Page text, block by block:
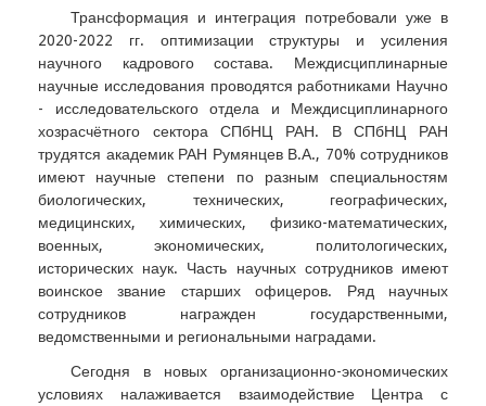
Трансформация и интеграция потребовали уже в
2020-2022 гг. оптимизации структуры и усиления
научного кадрового состава. Междисциплинарные
научные исследования проводятся работниками Научно
- исследовательского отдела и Междисциплинарного
хозрасчётного сектора СПбНЦ РАН. В СПбНЦ РАН
трудятся академик РАН Румянцев В.А., 70% сотрудников
имеют научные степени по разным специальностям
биологических, технических, географических,
медицинских, химических, физико-математических,
военных, экономических, политологических,
исторических наук. Часть научных сотрудников имеют
воинское звание старших офицеров. Ряд научных
сотрудников награжден государственными,
ведомственными и региональными наградами.
Сегодня в новых организационно-экономических
условиях налаживается взаимодействие Центра с